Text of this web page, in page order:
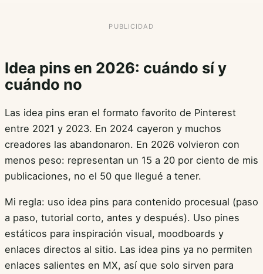
Idea pins en 2026: cuándo sí y
cuándo no
Las idea pins eran el formato favorito de Pinterest
entre 2021 y 2023. En 2024 cayeron y muchos
creadores las abandonaron. En 2026 volvieron con
menos peso: representan un 15 a 20 por ciento de mis
publicaciones, no el 50 que llegué a tener.
Mi regla: uso idea pins para contenido procesual (paso
a paso, tutorial corto, antes y después). Uso pines
estáticos para inspiración visual, moodboards y
enlaces directos al sitio. Las idea pins ya no permiten
enlaces salientes en MX, así que solo sirven para